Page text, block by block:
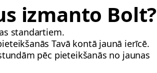
izmanto Bolt?
standartiem.
Tavā kontā jaunā ierīcē.
pēc pieteikšanās no jaunas